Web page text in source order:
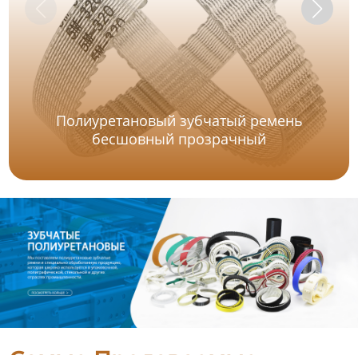
Полиуретановый зубчатый ремень
бесшовный прозрачный